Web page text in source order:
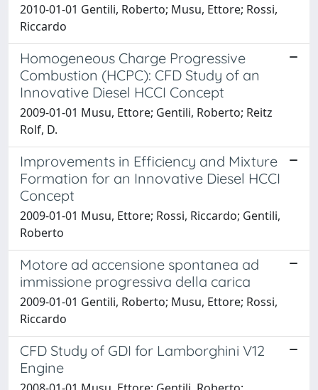
2010-01-01 Gentili, Roberto; Musu, Ettore; Rossi,
Riccardo
Homogeneous Charge Progressive
Combustion (HCPC): CFD Study of an
Innovative Diesel HCCI Concept
2009-01-01 Musu, Ettore; Gentili, Roberto; Reitz
Rolf, D.
Improvements in Efficiency and Mixture
Formation for an Innovative Diesel HCCI
Concept
2009-01-01 Musu, Ettore; Rossi, Riccardo; Gentili,
Roberto
Motore ad accensione spontanea ad
immissione progressiva della carica
2009-01-01 Gentili, Roberto; Musu, Ettore; Rossi,
Riccardo
CFD Study of GDI for Lamborghini V12
Engine